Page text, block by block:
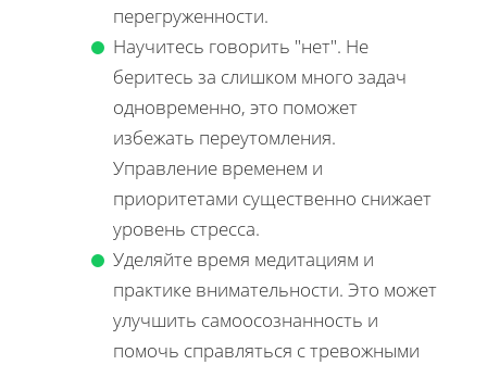
перегруженности.
Научитесь говорить "нет". Не
беритесь за слишком много задач
одновременно, это поможет
избежать переутомления.
Управление временем и
приоритетами существенно снижает
уровень стресса.
Уделяйте время медитациям и
практике внимательности. Это может
улучшить самоосознанность и
помочь справляться с тревожными